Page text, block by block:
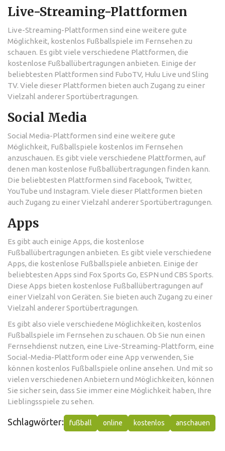
Live-Streaming-Plattformen
Live-Streaming-Plattformen sind eine weitere gute
Möglichkeit, kostenlos Fußballspiele im Fernsehen zu
schauen. Es gibt viele verschiedene Plattformen, die
kostenlose Fußballübertragungen anbieten. Einige der
beliebtesten Plattformen sind FuboTV, Hulu Live und Sling
TV. Viele dieser Plattformen bieten auch Zugang zu einer
Vielzahl anderer Sportübertragungen.
Social Media
Social Media-Plattformen sind eine weitere gute
Möglichkeit, Fußballspiele kostenlos im Fernsehen
anzuschauen. Es gibt viele verschiedene Plattformen, auf
denen man kostenlose Fußballübertragungen finden kann.
Die beliebtesten Plattformen sind Facebook, Twitter,
YouTube und Instagram. Viele dieser Plattformen bieten
auch Zugang zu einer Vielzahl anderer Sportübertragungen.
Apps
Es gibt auch einige Apps, die kostenlose
Fußballübertragungen anbieten. Es gibt viele verschiedene
Apps, die kostenlose Fußballspiele anbieten. Einige der
beliebtesten Apps sind Fox Sports Go, ESPN und CBS Sports.
Diese Apps bieten kostenlose Fußballübertragungen auf
einer Vielzahl von Geräten. Sie bieten auch Zugang zu einer
Vielzahl anderer Sportübertragungen.
Es gibt also viele verschiedene Möglichkeiten, kostenlos
Fußballspiele im Fernsehen zu schauen. Ob Sie nun einen
Fernsehdienst nutzen, eine Live-Streaming-Plattform, eine
Social-Media-Plattform oder eine App verwenden, Sie
können kostenlos Fußballspiele online ansehen. Und mit so
vielen verschiedenen Anbietern und Möglichkeiten, können
Sie sicher sein, dass Sie immer eine Möglichkeit haben, Ihre
Lieblingsspiele zu sehen.
Schlagwörter: fußball online kostenlos anschauen